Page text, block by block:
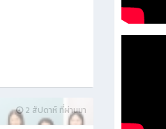
2 สัปดาห์ ที่ผ่านมา